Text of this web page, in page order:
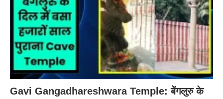
Gavi Gangadhareshwara Temple: बेंगलुरु के